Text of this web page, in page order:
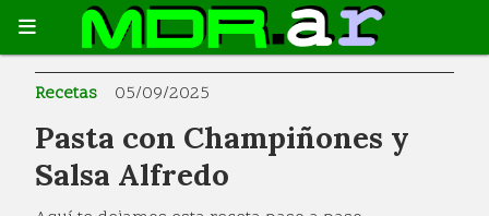
Pasta con Champiñones y
Salsa Alfredo
Recetas 05/09/2025